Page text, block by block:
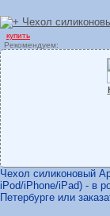
купить
Рекомендуем:
Чехол силиконовый
iPod/iPhone/iPad) - в
Петербурге или